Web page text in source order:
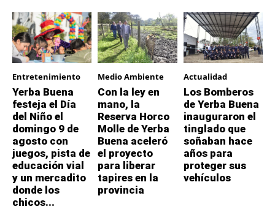
Entretenimiento
Yerba Buena
festeja el Día
del Niño el
domingo 9 de
agosto con
juegos, pista de
educación vial
y un mercadito
donde los
chicos...
Medio Ambiente
Con la ley en
mano, la
Reserva Horco
Molle de Yerba
Buena aceleró
el proyecto
para liberar
tapires en la
provincia
Actualidad
Los Bomberos
de Yerba Buena
inauguraron el
tinglado que
soñaban hace
años para
proteger sus
vehículos